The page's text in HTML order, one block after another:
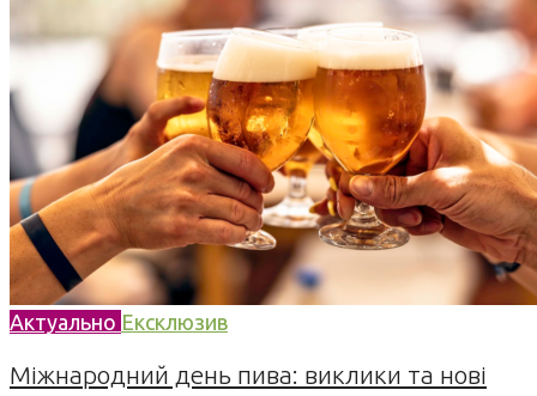
Актуально Ексклюзив
Міжнародний день пива: виклики та нові